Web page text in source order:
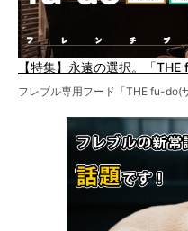
【特集】永遠の選択。「THE
フレブル専用フード「THE fu-do(